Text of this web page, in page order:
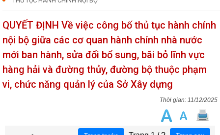
QUYẾT ĐỊNH Về việc công bố thủ tục hành chính
nội bộ giữa các cơ quan hành chính nhà nước
mới ban hành, sửa đổi bổ sung, bãi bỏ lĩnh vực
hàng hải và đường thủy, đường bộ thuộc phạm
vi, chức năng quản lý của Sở Xây dựng
11/12/2025